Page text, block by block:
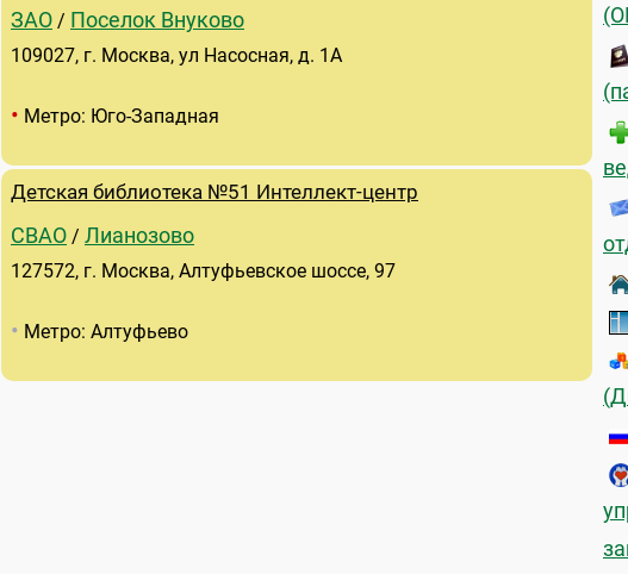
ЗАО / Поселок Внуково
109027, г. Москва, ул Насосная, д. 1А
• Метро: Юго-Западная
Детская библиотека №51 Интеллект-центр
СВАО / Лианозово
127572, г. Москва, Алтуфьевское шоссе, 97
• Метро: Алтуфьево